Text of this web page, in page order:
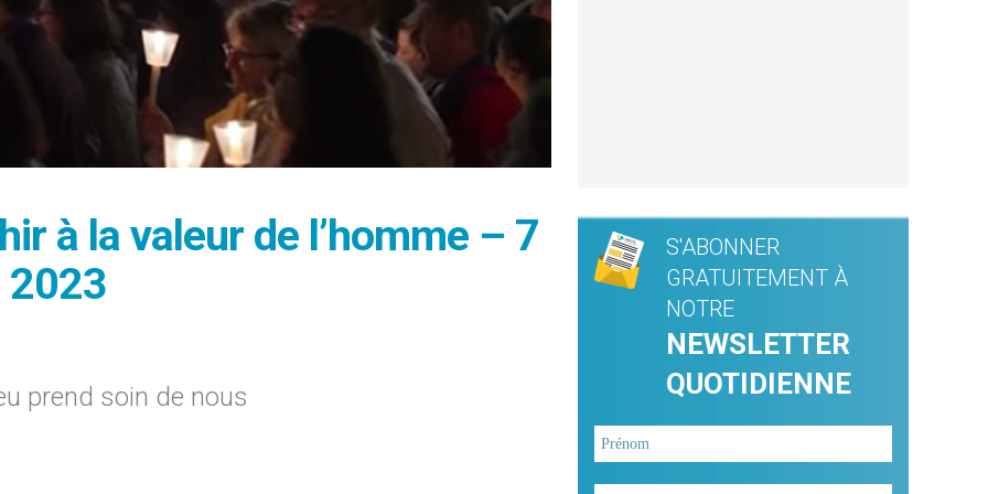
à la valeur de l’homme – 7
prend soin de nous
S'ABONNER
GRATUITEMENT À
NOTRE
NEWSLETTER
QUOTIDIENNE